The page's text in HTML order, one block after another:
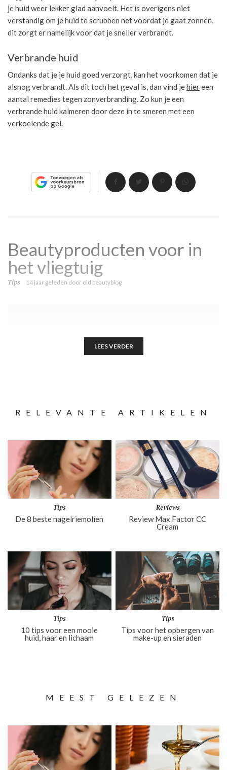
je huid weer lekker glad aanvoelt. Het is overigens niet
verstandig om je huid te scrubben net voordat je gaat zonnen,
dit zorgt er namelijk voor dat je sneller verbrandt.
Verbrande huid
Ondanks dat je je huid goed verzorgt, kan het voorkomen dat je
alsnog verbrandt. Als dit toch het geval is, dan vind jehiereen
aantal remedies tegen zonverbranding. Zo kun je een
verbrande huid kalmeren door deze in te smeren met een
verkoelende gel.
Beautyproducten voor in
het vliegtuig
Tips 14 jaar geleden door old beautyblog
LEES VERDER
RELEVANTE ARTIKELEN
Tips
De 8 beste nagelriemolien
Reviews
Review Max Factor CC
Cream
Tips
10 tips voor een mooie
huid, haar en lichaam
Tips
Tips voor het opbergen van
make-up en sieraden
MEEST GELEZEN